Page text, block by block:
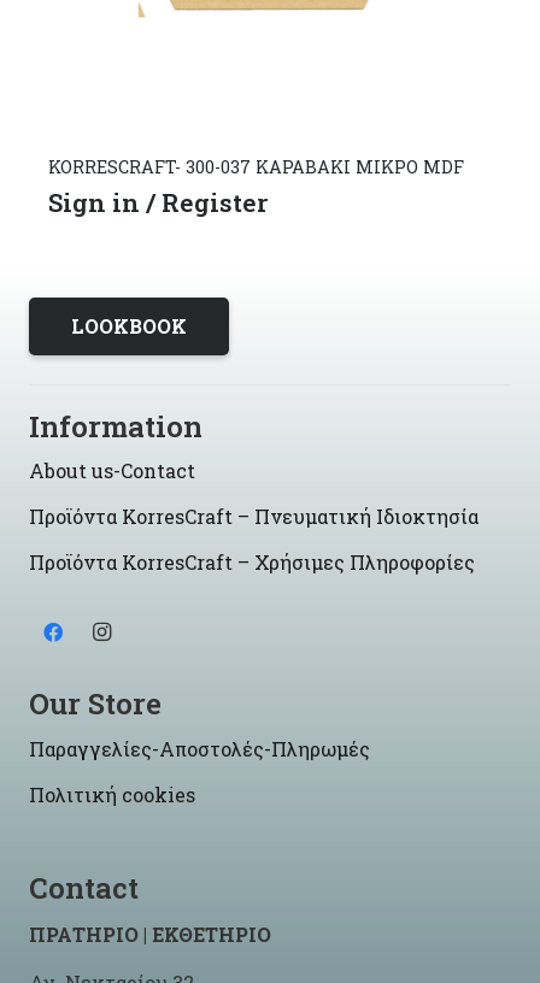
ΜΙΚΡΟ MDF
KORRESCRAFT- 262-107-02
LOOKBOOK
Information
About us-Contact
Προϊόντα KorresCraft – Πνευματική Ιδιοκτησία
Προϊόντα KorresCraft – Χρήσιμες Πληροφορίες
Our Store
Παραγγελίες-Αποστολές-Πληρωμές
Πολιτική cookies
Contact
ΠΡΑΤΗΡΙΟ | ΕΚΘΕΤΗΡΙΟ